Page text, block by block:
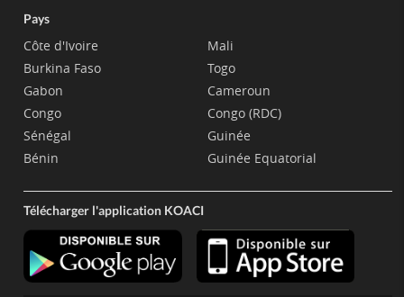
Pays
Côte d'Ivoire
Burkina Faso
Gabon
Congo
Sénégal
Bénin
Mali
Togo
Cameroun
Congo (RDC)
Guinée
Guinée Equatorial
Télécharger l'application KOACI